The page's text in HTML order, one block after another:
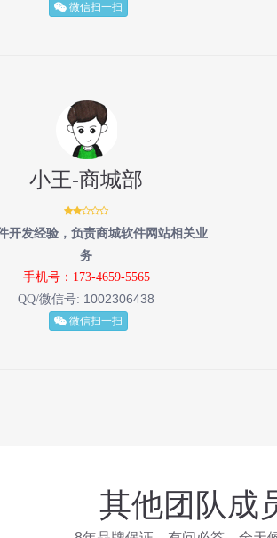
微信扫一扫
小王-商城部
开发经验，负责商城软件网站相关业
务
手机号：173-4659-5565
QQ/微信号: 1002306438
微信扫一扫
其他团队成